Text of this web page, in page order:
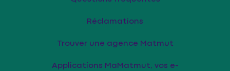
Réclamations
Trouver une agence Matmut
Applications MaMatmut, vos e-